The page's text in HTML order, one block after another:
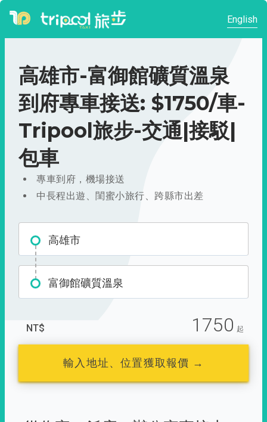
English
高雄市-富御館礦質溫泉
到府專車接送: $1750/車-
Tripool旅步-交通|接駁|
包車
專車到府，機場接送
中長程出遊、閨蜜小旅行、跨縣市出差
高雄市
富御館礦質溫泉
NT$ 1750 起
輸入地址、位置獲取報價 →